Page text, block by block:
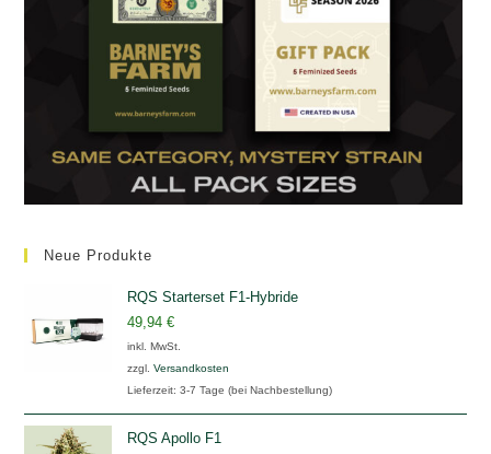
Neue Produkte
RQS Starterset F1-Hybride
49,94€
inkl. MwSt.
zzgl.Versandkosten
Lieferzeit:3-7 Tage (bei Nachbestellung)
RQS Apollo F1